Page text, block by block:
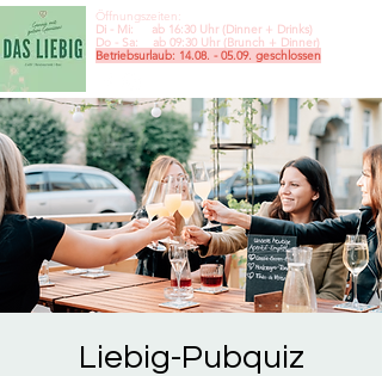
Öffnungszeiten:
Di - Mi: ab 16:30 Uhr (Dinner + Drinks)
Do - Sa: ab 09:30 Uhr (Brunch + Dinner)
Betriebsurlaub: 14.08. - 05.09. geschlossen
Liebig-Pubquiz